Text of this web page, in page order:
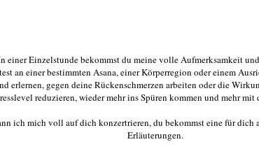
einer Einzelstunde bekommst du meine volle Aufmerksamkeit
an einer bestimmten Asana, einer Körperregion oder einem
erlernen, gegen deine Rückenschmerzen arbeiten oder die
reduzieren, wieder mehr ins Spüren kommen und mehr
ich mich voll auf dich konzertrieren, du bekommst eine für dich
Erläuterungen.